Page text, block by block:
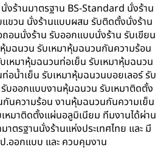
นั่งร้านมาตรฐาน BS-Standard นั่งร้าน
ขวน นั่งร้านแบบผสม รับติดตั้งนั่งร้าน
อนนั่งร้าน รับออกแบบนั่งร้าน รับเขียน
มฉนวน รับเหมาหุ้มฉนวนกันความร้อน
เหมาหุ้มฉนวนท่อเย็น รับเหมาหุ้มฉนวน
อน้ำเย็น รับเหมาหุ้มฉนวนบอยเลอร์ รับ
บออกแบบงานหุ้มฉนวน รับเหมาติดตั้ง
นความร้อน งานหุ้มฉนวนกันความเย็น
มาติดตั้งแผ่นอลูมิเนียม ทีมงานได้ผ่าน
ตรฐานนั่งร้านแห่งประเทศไทย และ มี
.ออกแบบ และ ควบคุมงาน